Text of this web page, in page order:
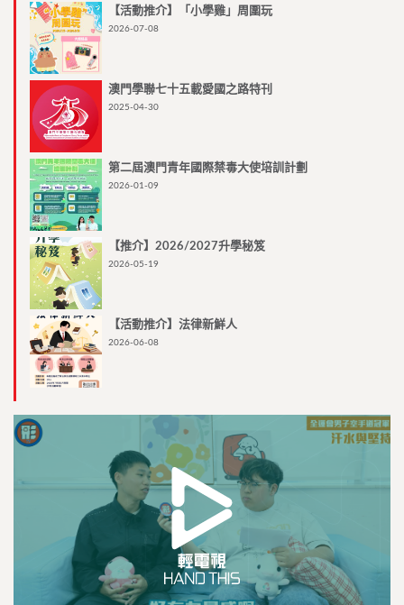
【活動推介】「小學雞」周圍玩
2026-07-08
澳門學聯七十五載愛國之路特刊
2025-04-30
第二屆澳門青年國際禁毒大使培訓計劃
2026-01-09
【推介】2026/2027升學秘笈
2026-05-19
【活動推介】法律新鮮人
2026-06-08